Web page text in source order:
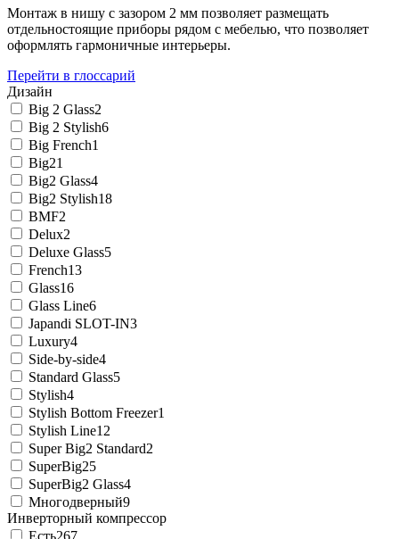
Монтаж в нишу с зазором 2 мм позволяет размещать
отдельностоящие приборы рядом с мебелью, что позволяет
оформлять гармоничные интерьеры.
Перейти в глоссарий
Дизайн
Big 2 Glass2
Big 2 Stylish6
Big French1
Big21
Big2 Glass4
Big2 Stylish18
BMF2
Delux2
Deluxe Glass5
French13
Glass16
Glass Line6
Japandi SLOT-IN3
Luxury4
Side-by-side4
Standard Glass5
Stylish4
Stylish Bottom Freezer1
Stylish Line12
Super Big2 Standard2
SuperBig25
SuperBig2 Glass4
Многодверный9
Инверторный компрессор
Есть267